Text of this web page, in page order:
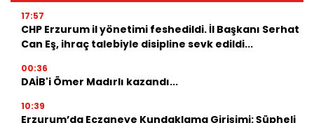
17:57
CHP Erzurum il yönetimi feshedildi. İl Başkanı Serhat
Can Eş, ihraç talebiyle disipline sevk edildi...
00:36
DAİB'i Ömer Madırlı kazandı...
10:39
Erzurum’da Eczaneye Kundaklama Girişimi: Şüpheli